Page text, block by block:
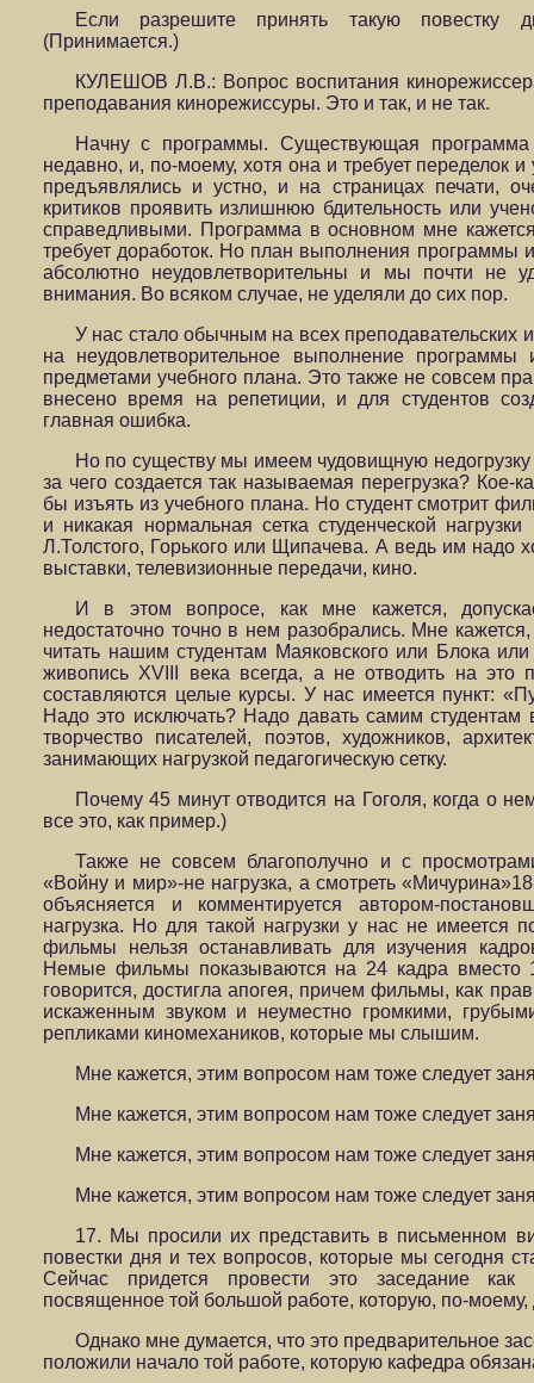
Если разрешите принять такую повестку
(Принимается.)
КУЛЕШОВ Л.В.: Вопрос воспитания
преподавания кинорежиссуры. Это и так, и не так.
Начну с программы. Существующая
недавно, и, по-моему, хотя она и требует переделок
предъявлялись и устно, и на страницах печати,
критиков проявить излишнюю бдительность или
справедливыми. Программа в основном мне
требует доработок. Но план выполнения программы
абсолютно неудовлетворительны и мы почти не
внимания. Во всяком случае, не уделяли до сих пор.
У нас стало обычным на всех преподавательских
на неудовлетворительное выполнение программы
предметами учебного плана. Это также не совсем
внесено время на репетиции, и для студентов
главная ошибка.
Но по существу мы имеем чудовищную недогрузку
за чего создается так называемая перегрузка?
бы изъять из учебного плана. Но студент смотрит
и никакая нормальная сетка студенческой
Л.Толстого, Горького или Щипачева. А ведь им надо
выставки, телевизионные передачи, кино.
И в этом вопросе, как мне кажется,
недостаточно точно в нем разобрались. Мне
читать нашим студентам Маяковского или Блока
живопись XVIII века всегда, а не отводить на это
составляются целые курсы. У нас имеется пункт:
Надо это исключать? Надо давать самим студентам
творчество писателей, поэтов, художников,
занимающих нагрузкой педагогическую сетку.
Почему 45 минут отводится на Гоголя, когда о
все это, как пример.)
Также не совсем благополучно и с
«Войну и мир»-не нагрузка, а смотреть
объясняется и комментируется автором-
нагрузка. Но для такой нагрузки у нас не имеется
фильмы нельзя останавливать для изучения
Немые фильмы показываются на 24 кадра вместо
говорится, достигла апогея, причем фильмы, как
искаженным звуком и неуместно громкими,
репликами киномехаников, которые мы слышим.
Мне кажется, этим вопросом нам тоже следует
Мне кажется, этим вопросом нам тоже следует
Мне кажется, этим вопросом нам тоже следует
Мне кажется, этим вопросом нам тоже следует
17. Мы просили их представить в письменном
повестки дня и тех вопросов, которые мы сегодня
Сейчас придется провести это заседание как
посвященное той большой работе, которую, по-
Однако мне думается, что это предварительное
положили начало той работе, которую кафедра